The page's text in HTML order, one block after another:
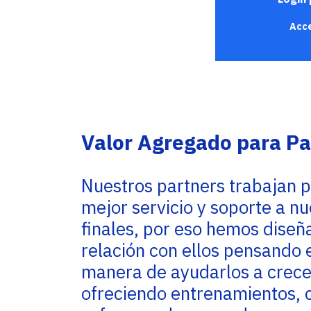
proveedores de servicios basados en el
Valor Agregado para
Nuestros partners trabajan
mejor servicio y soporte a
finales, por eso hemos
relación con ellos pensando
manera de ayudarlos a
ofreciendo entrenamientos,